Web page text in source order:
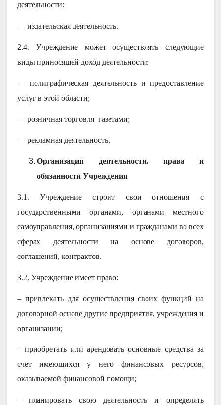
деятельности:
— издательская деятельность.
2.4. Учреждение может осуществлять следующие
виды приносящей доход деятельности:
— полиграфическая деятельность и предоставление
услуг в этой области;
— розничная торговля газетами;
— рекламная деятельность.
Организация деятельности, права и
обязанности Учреждения
3.1. Учреждение строит свои отношения с
государственными органами, органами местного
самоуправления, организациями и гражданами во всех
сферах деятельности на основе договоров,
соглашений, контрактов.
3.2. Учреждение имеет право:
– привлекать для осуществления своих функций на
договорной основе другие предприятия, учреждения и
организации;
– приобретать или арендовать основные средства за
счет имеющихся у него финансовых ресурсов,
оказываемой финансовой помощи;
– планировать свою деятельность и определять